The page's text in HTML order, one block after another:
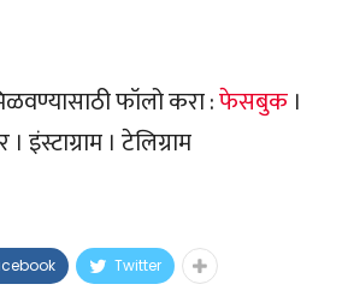
फॉलो करा :फेसबुक ।
। इंस्टाग्राम । टेलिग्राम
Twitter